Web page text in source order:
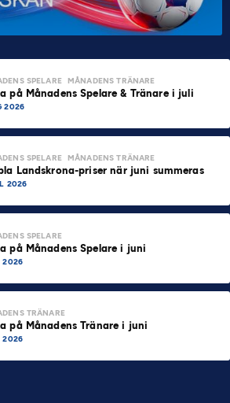
SPELARE MÅNADENS TRÄNARE
på Månadens Spelare & Tränare i juli
2026
SPELARE MÅNADENS TRÄNARE
Landskrona-priser när juni summeras
2026
SPELARE
på Månadens Spelare i juni
2026
TRÄNARE
på Månadens Tränare i juni
2026